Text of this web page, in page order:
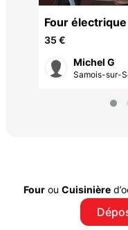
Four électrique
35 €
Michel G
Samois-sur-
Fourou Cuisinière